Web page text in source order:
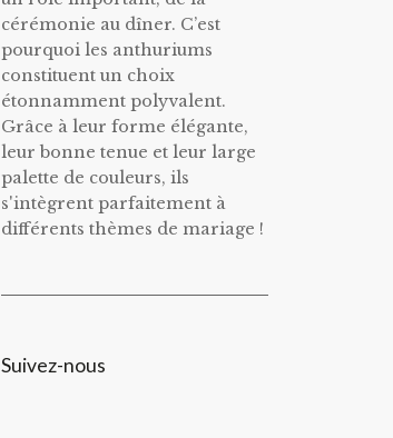
cérémonie au dîner. C’est
pourquoi les anthuriums
constituent un choix
étonnamment polyvalent.
Grâce à leur forme élégante,
leur bonne tenue et leur large
palette de couleurs, ils
s'intègrent parfaitement à
différents thèmes de mariage !
Suivez-nous